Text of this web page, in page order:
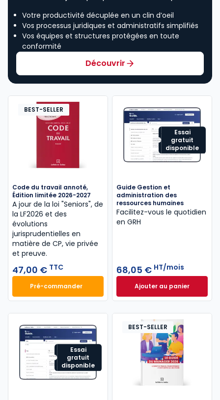
Votre productivité décuplée en un clin d’oeil
Vos processus juridiques et administratifs simplifiés
Vos équipes et structures protégées en toute
conformité
Découvrir
BEST-SELLER
Code du travail annoté,
Édition limitée 2026-2027
A jour de la loi "Seniors", de
la LF2026 et des
évolutions
jurisprudentielles en
matière de CP, vie privée
et preuve.
47,00 € TTC
Pré-commanderCode du travail annoté, Édition limitée 2026-2027 à
Essai
gratuit
disponible
Guide Gestion et
administration des
ressources humaines
Facilitez-vous le quotidien
en GRH
68,05 € HT/mois
Ajouter au panierGuide Gestion et
Essai
gratuit
disponible
BEST-SELLER